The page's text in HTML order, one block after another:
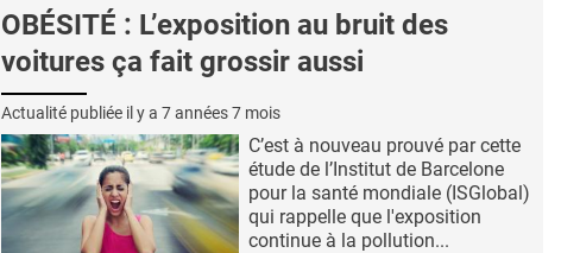
OBÉSITÉ : L’exposition au bruit des
voitures ça fait grossir aussi
Actualité publiée il y a 7 années 7 mois
C’est à nouveau prouvé par cette
étude de l’Institut de Barcelone
pour la santé mondiale (ISGlobal)
qui rappelle que l'exposition
continue à la pollution...